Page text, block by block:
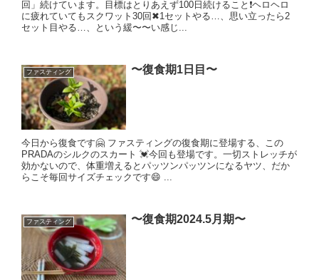
回」続けています。目標はとりあえず100日続けること❗️ヘロヘロ
に疲れていてもスクワット30回✖︎1セットやる…、思い立ったら2
セット目やる…、という緩〜〜い感じ...
ファスティング 〜復食期1日目〜
今日から復食です🤗 ファスティングの復食期に登場する、この
PRADAのシルクのスカート 💓今回も登場です。一切ストレッチが
効かないので、体重増えるとパッツンパッツンになるヤツ、だか
らこそ毎回サイズチェックです😄 ...
ファスティング 〜復食期2024.5月期〜